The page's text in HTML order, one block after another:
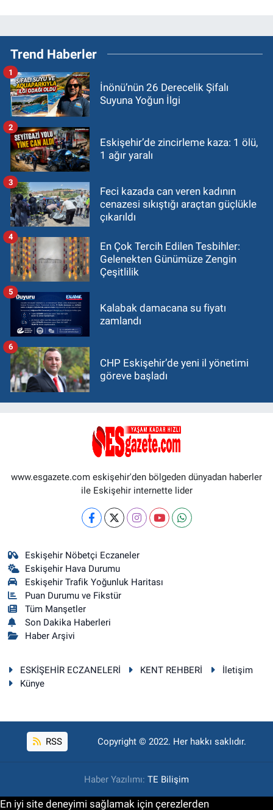
Trend Haberler
İnönü’nün 26 Derecelik Şifalı
Suyuna Yoğun İlgi
1
Eskişehir’de zincirleme kaza: 1 ölü,
1 ağır yaralı
2
Feci kazada can veren kadının
cenazesi sıkıştığı araçtan güçlükle
çıkarıldı
3
En Çok Tercih Edilen Tesbihler:
Gelenekten Günümüze Zengin
Çeşitlilik
4
Kalabak damacana su fiyatı
zamlandı
5
CHP Eskişehir’de yeni il yönetimi
göreve başladı
6
www.esgazete.com eskişehir'den bölgeden dünyadan haberler
ile Eskişehir internette lider
Eskişehir Nöbetçi Eczaneler
Eskişehir Hava Durumu
Eskişehir Trafik Yoğunluk Haritası
Puan Durumu ve Fikstür
Tüm Manşetler
Son Dakika Haberleri
Haber Arşivi
ESKİŞEHİR ECZANELERİ KENT REHBERİ
İletişim
Künye
RSS Copyright © 2022. Her hakkı saklıdır.
Haber Yazılımı: TE Bilişim
En iyi site deneyimi sağlamak için çerezlerden